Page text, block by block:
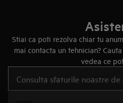
Stiai ca poti rezolva chiar tu
mai contacta un tehnician?
vedea ce